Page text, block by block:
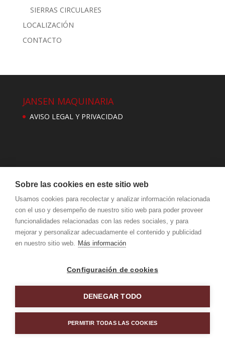
SIERRAS CIRCULARES
LOCALIZACIÓN
CONTACTO
JANSEN MAQUINARIA
AVISO LEGAL Y PRIVACIDAD
KATEA Nº 5 BEASAIN 20200 GIPUZKOA TFNO: 943 88
Sobre las cookies en este sitio web
Usamos cookies para recolectar y analizar información relacionada
con el uso y desempeño de nuestro sitio web para poder proveer
funcionalidades relacionadas con las redes sociales, y para
mejorar y personalizar adecuadamente el contenido y publicidad
en nuestro sitio web. Más información
Configuración de cookies
DENEGAR TODO
PERMITIR TODAS LAS COOKIES